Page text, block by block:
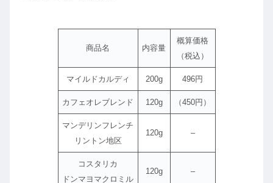
商品名 内容量
概算価格
（税込）
マイルドカルディ 200g 496円
カフェオレブレンド 120g （450円）
マンデリンフレンチ
リントン地区
120g –
コスタリカ
ドンマヨマクロミル
120g –